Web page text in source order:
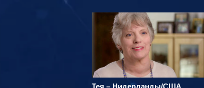
Тея – Нидерланды/США